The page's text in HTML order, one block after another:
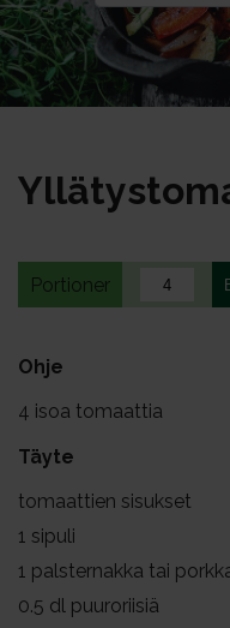
Portioner
Ohje
4 isoa tomaattia
Täyte
tomaattien sisukset
1 sipuli
1 palsternakka tai
0.5 dl puuroriisiä